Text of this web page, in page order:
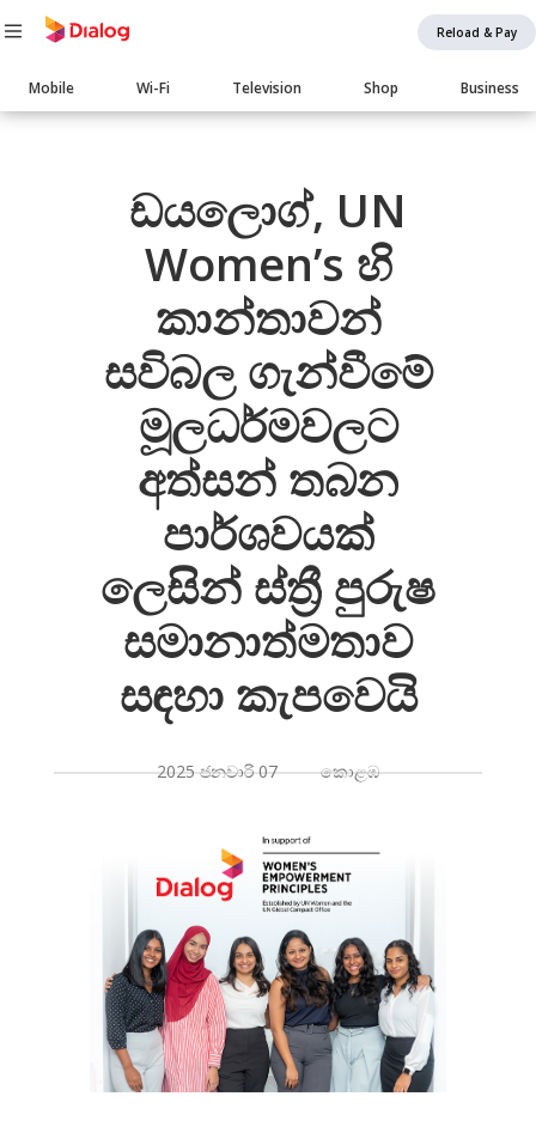
Reload & Pay
Main
navigation
Mobile Wi-Fi Television Shop Business
Body
ඩයලොග්, UN
Women’s හි
කාන්තාවන්
සවිබල ගැන්වීමේ
මූලධර්මවලට
අත්සන් තබන
පාර්ශවයක්
ලෙසින් ස්ත්‍රී පුරුෂ
සමානාත්මතාව
සඳහා කැපවෙයි
2025 ජනවාරි 07 කොළඹ